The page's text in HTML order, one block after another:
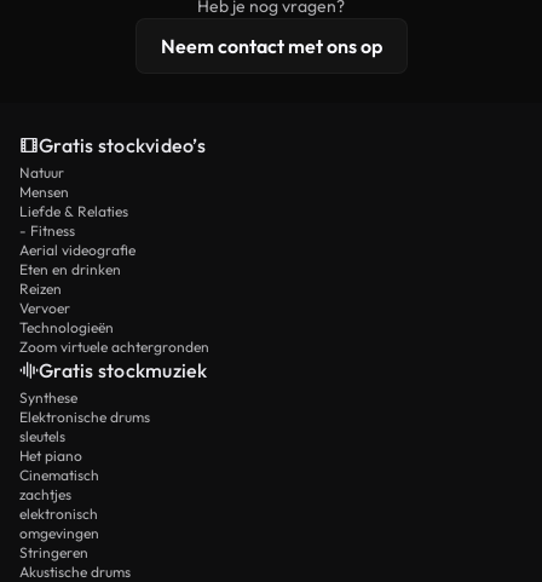
licentiebescherming omvat.
Heb je nog vragen?
Neem contact met ons op
Gratis stockvideo’s
Natuur
Mensen
Liefde & Relaties
- Fitness
Aerial videografie
Eten en drinken
Reizen
Vervoer
Technologieën
Zoom virtuele achtergronden
Gratis stockmuziek
Synthese
Elektronische drums
sleutels
Het piano
Cinematisch
zachtjes
elektronisch
omgevingen
Stringeren
Akustische drums